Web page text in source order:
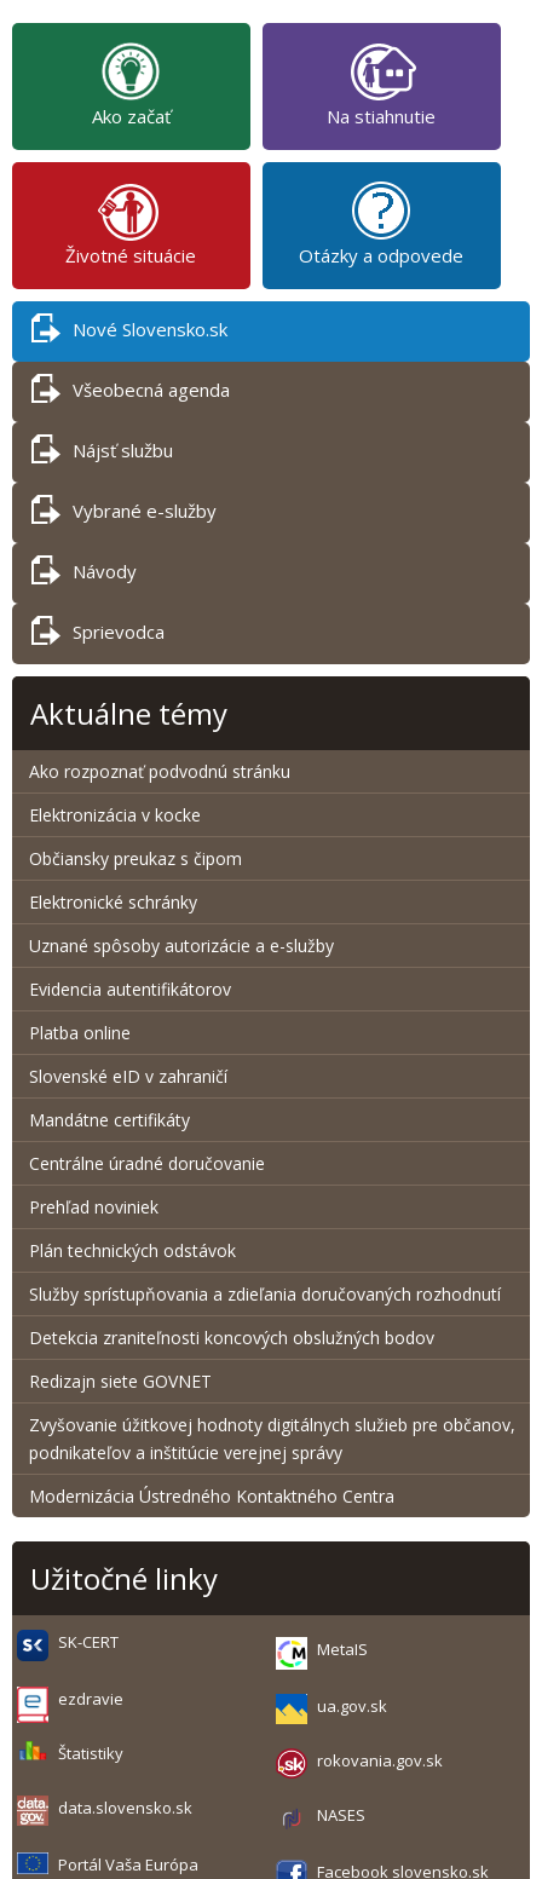
Ako začať Na stiahnutie
Životné situácie Otázky a odpovede
Nové Slovensko.sk
Všeobecná agenda
Nájsť službu
Vybrané e-služby
Návody
Sprievodca
Aktuálne témy
Ako rozpoznať podvodnú stránku
Elektronizácia v kocke
Občiansky preukaz s čipom
Elektronické schránky
Uznané spôsoby autorizácie a e-služby
Evidencia autentifikátorov
Platba online
Slovenské eID v zahraničí
Mandátne certifikáty
Centrálne úradné doručovanie
Prehľad noviniek
Plán technických odstávok
Služby sprístupňovania a zdieľania doručovaných rozhodnutí
Detekcia zraniteľnosti koncových obslužných bodov
Redizajn siete GOVNET
Zvyšovanie úžitkovej hodnoty digitálnych služieb pre občanov,
podnikateľov a inštitúcie verejnej správy
Modernizácia Ústredného Kontaktného Centra
Užitočné linky
SK-CERT MetaIS
ezdravie ua.gov.sk
Štatistiky rokovania.gov.sk
data.slovensko.sk NASES
Portál Vaša Európa Facebook slovensko.sk